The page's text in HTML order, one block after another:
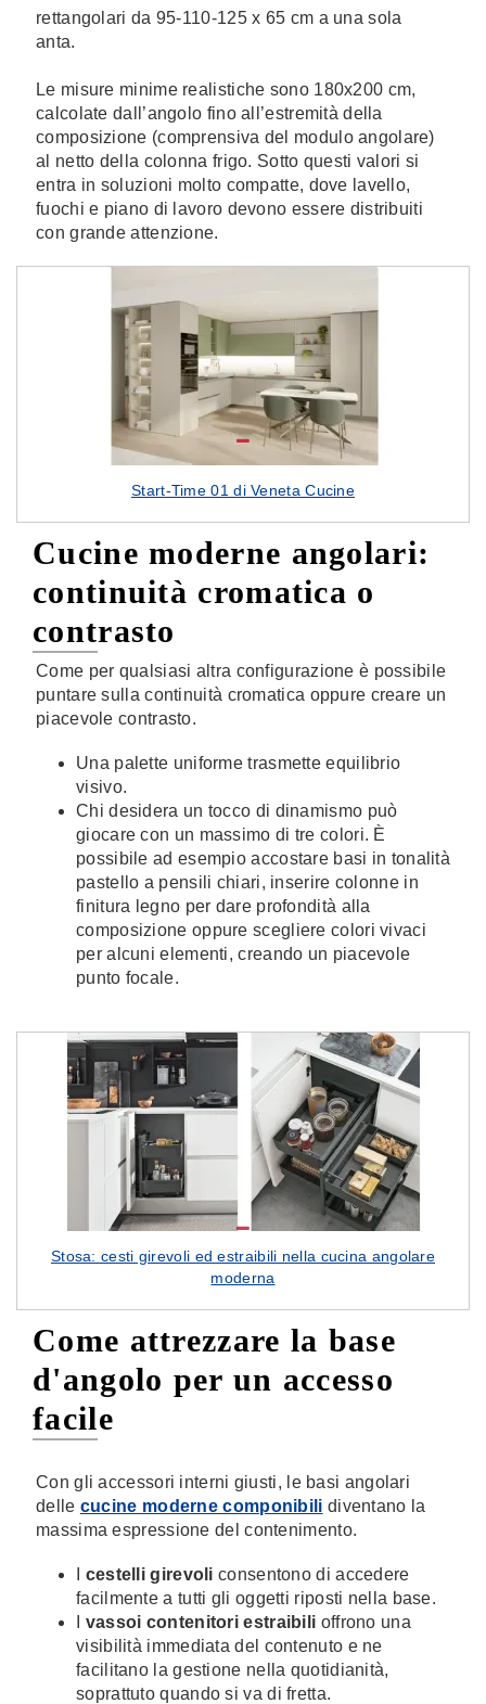
rettangolari da 95-110-125 x 65 cm a una sola
anta.
Le misure minime realistiche sono 180x200 cm,
calcolate dall’angolo fino all’estremità della
composizione (comprensiva del modulo angolare)
al netto della colonna frigo. Sotto questi valori si
entra in soluzioni molto compatte, dove lavello,
fuochi e piano di lavoro devono essere distribuiti
con grande attenzione.
Start-Time 01 di Veneta Cucine
Cucine moderne angolari:
continuità cromatica o
contrasto
Come per qualsiasi altra configurazione è possibile
puntare sulla continuità cromatica oppure creare un
piacevole contrasto.
Una palette uniforme trasmette equilibrio
visivo.
Chi desidera un tocco di dinamismo può
giocare con un massimo di tre colori. È
possibile ad esempio accostare basi in tonalità
pastello a pensili chiari, inserire colonne in
finitura legno per dare profondità alla
composizione oppure scegliere colori vivaci
per alcuni elementi, creando un piacevole
punto focale.
Stosa: cesti girevoli ed estraibili nella cucina angolare
moderna
Come attrezzare la base
d'angolo per un accesso
facile
Con gli accessori interni giusti, le basi angolari
delle cucine moderne componibili diventano la
massima espressione del contenimento.
cestelli girevoliconsentono di accedere
facilmente a tutti gli oggetti riposti nella base.
vassoi contenitori estraibili offrono una
visibilità immediata del contenuto e ne
facilitano la gestione nella quotidianità,
soprattuto quando si va di fretta.